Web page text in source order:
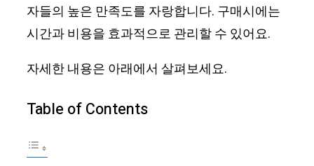
자들의 높은 만족도를 자랑합니다. 구매시에는
시간과 비용을 효과적으로 관리할 수 있어요.
자세한 내용은 아래에서 살펴보세요.
Table of Contents